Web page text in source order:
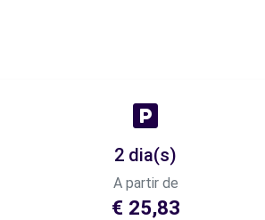
2 dia(s)
A partir de
€ 25,83